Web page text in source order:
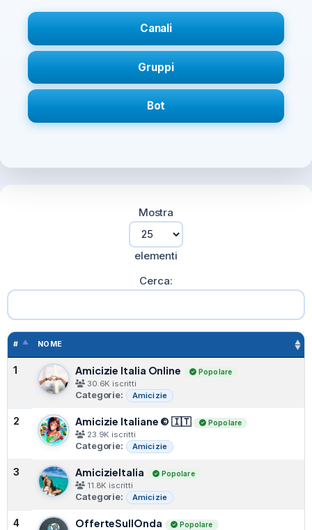
Canali
Gruppi
Bot
Mostra
elementi
Cerca:
# NOME
1 Amicizie Italia Online Popolare
30.6K iscritti
Categorie: Amicizie
2 Amicizie Italiane © 🇮🇹 Popolare
23.9K iscritti
Categorie: Amicizie
3 AmicizieItalia Popolare
11.8K iscritti
Categorie: Amicizie
4 OfferteSullOnda Popolare